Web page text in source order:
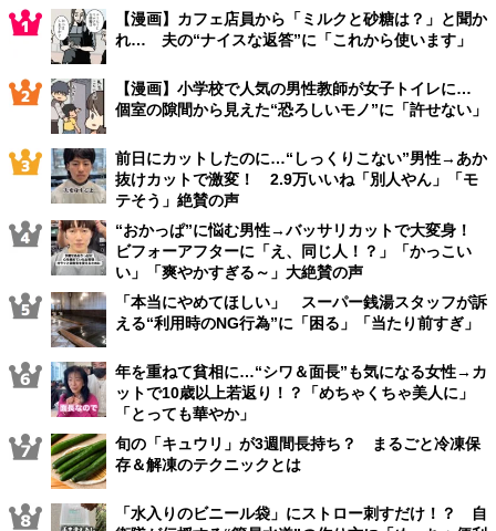
【漫画】カフェ店員から「ミルクと砂糖は？」と聞か
れ… 夫の“ナイスな返答”に「これから使います」
【漫画】小学校で人気の男性教師が女子トイレに…
個室の隙間から見えた“恐ろしいモノ”に「許せない」
前日にカットしたのに…“しっくりこない”男性→あか
抜けカットで激変！ 2.9万いいね「別人やん」「モ
テそう」絶賛の声
“おかっぱ”に悩む男性→バッサリカットで大変身！
ビフォーアフターに「え、同じ人！？」「かっこい
い」「爽やかすぎる～」大絶賛の声
「本当にやめてほしい」 スーパー銭湯スタッフが訴
える“利用時のNG行為”に「困る」「当たり前すぎ」
年を重ねて貧相に…“シワ＆面長”も気になる女性→カ
ットで10歳以上若返り！？「めちゃくちゃ美人に」
「とっても華やか」
旬の「キュウリ」が3週間長持ち？ まるごと冷凍保
存＆解凍のテクニックとは
「水入りのビニール袋」にストロー刺すだけ！？ 自